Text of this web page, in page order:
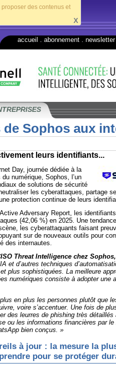
des contenus et
X
accueil abonnement newsletter
Sophos aux
leurs identifiants...
Day, journée dédiée à la
numérique, Sophos, l’un
de solutions de sécurité
les cyberattaques, partage
protection continue de leurs
Adversary Report, les
(42,06 %) en 2025. Une
les cyberattaquants faisant
sur de nouveaux outils pour
des internautes.
Threat Intelligence chez Sophos,
et d’autres techniques
plus sophistiquées. La meilleure
numériques consiste à adopter une
en plus les personnes plutôt que
voire s’accentuer. Une fois de
des leurres de phishing très détaillés
ou les informations financières par le
bien conçus. »
à jour : la mesure la
pour se protéger